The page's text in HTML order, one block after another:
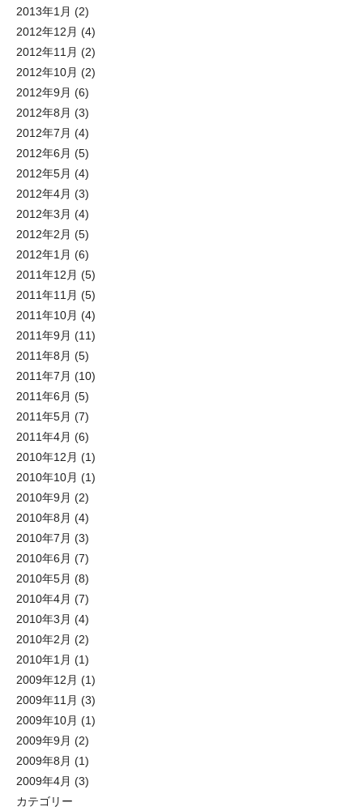
2013年1月 (2)
2012年12月 (4)
2012年11月 (2)
2012年10月 (2)
2012年9月 (6)
2012年8月 (3)
2012年7月 (4)
2012年6月 (5)
2012年5月 (4)
2012年4月 (3)
2012年3月 (4)
2012年2月 (5)
2012年1月 (6)
2011年12月 (5)
2011年11月 (5)
2011年10月 (4)
2011年9月 (11)
2011年8月 (5)
2011年7月 (10)
2011年6月 (5)
2011年5月 (7)
2011年4月 (6)
2010年12月 (1)
2010年10月 (1)
2010年9月 (2)
2010年8月 (4)
2010年7月 (3)
2010年6月 (7)
2010年5月 (8)
2010年4月 (7)
2010年3月 (4)
2010年2月 (2)
2010年1月 (1)
2009年12月 (1)
2009年11月 (3)
2009年10月 (1)
2009年9月 (2)
2009年8月 (1)
2009年4月 (3)
カテゴリー